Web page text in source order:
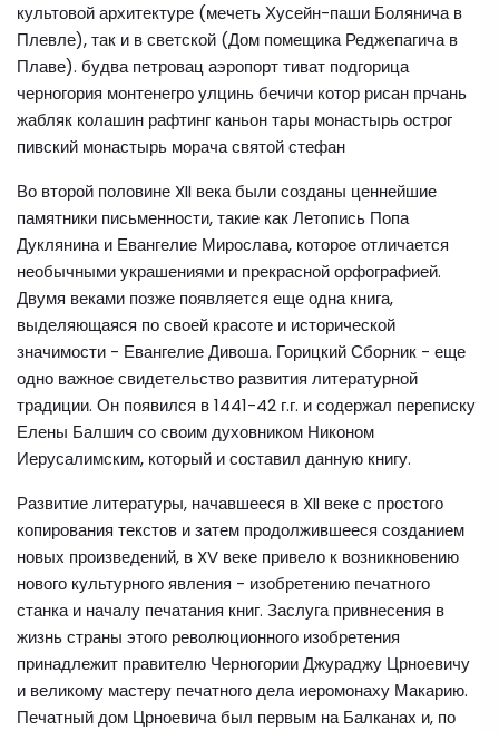
культовой архитектуре (мечеть Хусейн-паши Болянича в
Плевле), так и в светской (Дом помещика Реджепагича в
Плаве). будва петровац аэропорт тиват подгорица
черногория монтенегро улцинь бечичи котор рисан прчань
жабляк колашин рафтинг каньон тары монастырь острог
пивский монастырь морача святой стефан
Во второй половине XII века были созданы ценнейшие
памятники письменности, такие как Летопись Попа
Дуклянина и Евангелие Мирослава, которое отличается
необычными украшениями и прекрасной орфографией.
Двумя веками позже появляется еще одна книга,
выделяющаяся по своей красоте и исторической
значимости - Евангелие Дивоша. Горицкий Сборник - еще
одно важное свидетельство развития литературной
традиции. Он появился в 1441-42 г.г. и содержал переписку
Елены Балшич со своим духовником Никоном
Иерусалимским, который и составил данную книгу.
Развитие литературы, начавшееся в XII веке с простого
копирования текстов и затем продолжившееся созданием
новых произведений, в XV веке привело к возникновению
нового культурного явления - изобретению печатного
станка и началу печатания книг. Заслуга привнесения в
жизнь страны этого революционного изобретения
принадлежит правителю Черногории Джураджу Црноевичу
и великому мастеру печатного дела иеромонаху Макарию.
Печатный дом Црноевича был первым на Балканах и, по